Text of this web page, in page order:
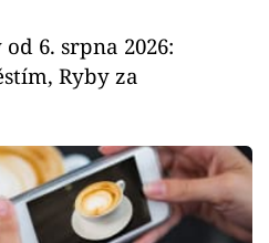
6. srpna 2026:
Ryby za